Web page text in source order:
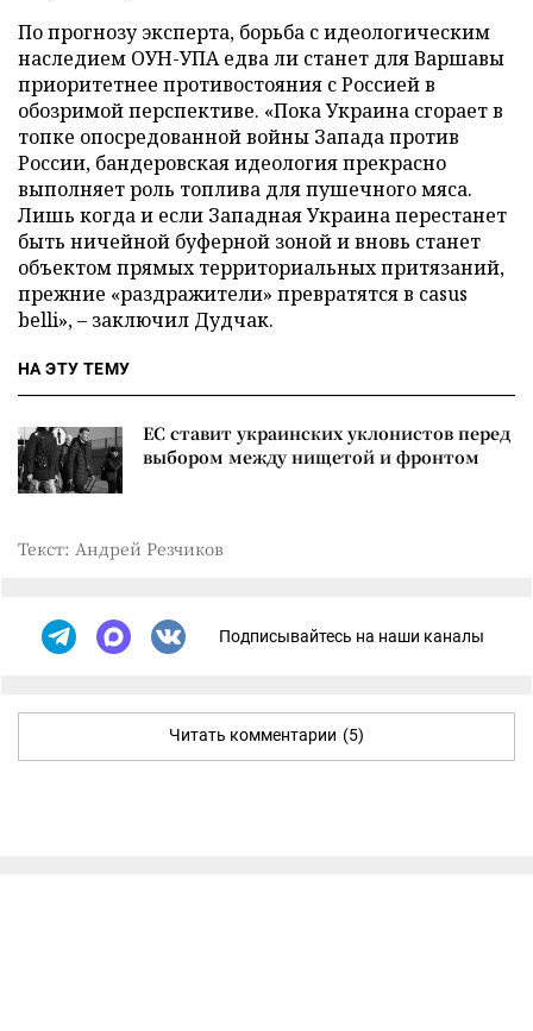
По прогнозу эксперта, борьба с идеологическим
наследием ОУН-УПА едва ли станет для Варшавы
приоритетнее противостояния с Россией в
обозримой перспективе. «Пока Украина сгорает в
топке опосредованной войны Запада против
России, бандеровская идеология прекрасно
выполняет роль топлива для пушечного мяса.
Лишь когда и если Западная Украина перестанет
быть ничейной буферной зоной и вновь станет
объектом прямых территориальных притязаний,
прежние «раздражители» превратятся в casus
belli», – заключил Дудчак.
НА ЭТУ ТЕМУ
ЕС ставит украинских уклонистов перед
выбором между нищетой и фронтом
Текст: Андрей Резчиков
Подписывайтесь на наши каналы
Читать комментарии (5)